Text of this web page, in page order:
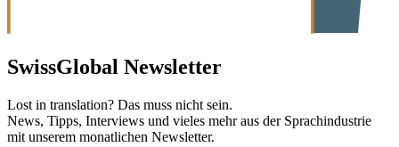
SwissGlobal Newsletter
Lost in translation? Das muss nicht sein.
News, Tipps, Interviews und vieles mehr aus der Sprachindustrie
mit unserem monatlichen Newsletter.